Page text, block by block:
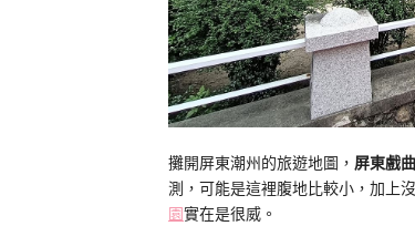
攤開屏東潮州的旅遊地圖， 屏東戲
測，可能是這裡腹地比較小，加上
園實在是很威。